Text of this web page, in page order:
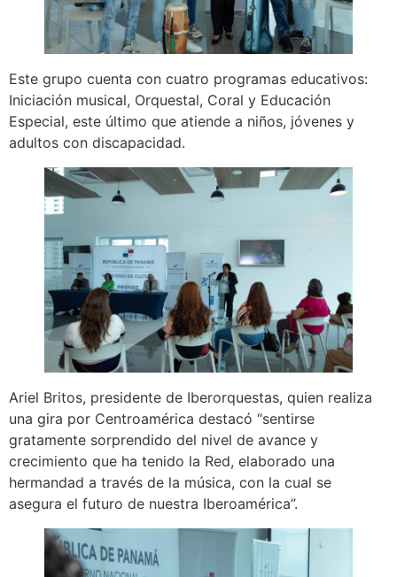
Este grupo cuenta con cuatro programas educativos:
Iniciación musical, Orquestal, Coral y Educación
Especial, este último que atiende a niños, jóvenes y
adultos con discapacidad.
Ariel Britos, presidente de Iberorquestas, quien realiza
una gira por Centroamérica destacó “sentirse
gratamente sorprendido del nivel de avance y
crecimiento que ha tenido la Red, elaborado una
hermandad a través de la música, con la cual se
asegura el futuro de nuestra Iberoamérica”.